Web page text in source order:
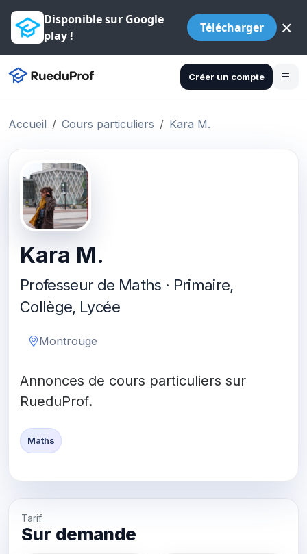
Disponible sur Google
play !
Télécharger ×
Créer un compte
Accueil Cours particuliers Kara M.
Kara M.
Professeur de Maths · Primaire,
Collège, Lycée
Montrouge
Annonces de cours particuliers sur
RueduProf.
Maths
Tarif
Sur demande